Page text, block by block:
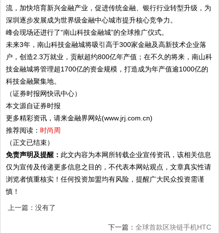
流，加快培育新兴金融产业，促进传统金融、银行行业转型升级，为
深圳逐步发展成为世界级金融中心城市提升核心竞争力。
峰会现场还进行了“南山科技金融城”的全球推广仪式。
未来3年，南山科技金融城将吸引高于300家金融及高新技术企业落
户，创造2.3万就业，贡献超约800亿年产值；在不久的将来，南山科
技金融城将管理超1700亿的资金规模，打造成为年产值逾1000亿的
科技金融聚集地。
（证券时报网快讯中心）
本文源自证券时报
更多精彩资讯，请来金融界网站(www.jrj.com.cn)
推荐阅读： 时尚周
（正文已结束）
免责声明及提醒： 此文内容为本网所转载企业宣传资讯，该相关信息
仅为宣传及传递更多信息之目的，不代表本网站观点，文章真实性请
浏览者慎重核实！任何投资加盟均有风险，提醒广大民众投资需谨
慎！
上一篇：没有了
下一篇： 全球首款区块链手机HTC